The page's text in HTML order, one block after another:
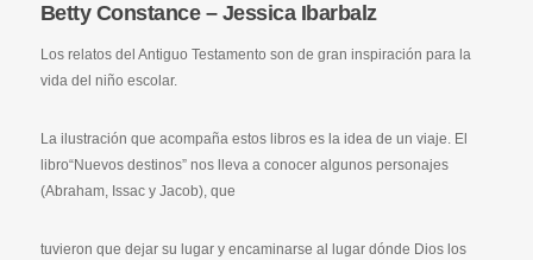
Betty Constance – Jessica Ibarbalz
Los relatos del Antiguo Testamento son de gran inspiración para la
vida del niño escolar.
La ilustración que acompaña estos libros es la idea de un viaje. El
libro“Nuevos destinos” nos lleva a conocer algunos personajes
(Abraham, Issac y Jacob), que
tuvieron que dejar su lugar y encaminarse al lugar dónde Dios los